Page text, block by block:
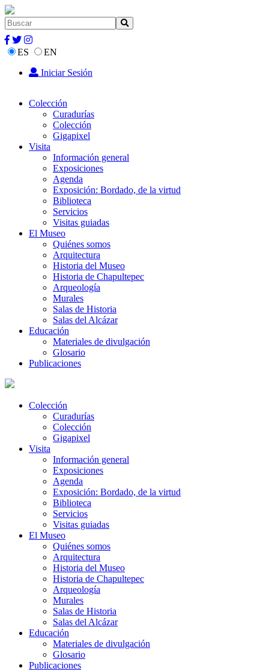
ES
EN
Iniciar Sesión
Colección
Curadurías
Colección
Gigapixel
Visita
Información general
Exposiciones
Agenda
Exposición: Bordado, de la virtud
Biblioteca
Servicios
Visitas guiadas
El Museo
Quiénes somos
Arquitectura
Historia del Museo
Historia de Chapultepec
Arqueología
Murales
Salas de Historia
Salas del Alcázar
Educación
Materiales de divulgación
Glosario
Publicaciones
Colección
Curadurías
Colección
Gigapixel
Visita
Información general
Exposiciones
Agenda
Exposición: Bordado, de la virtud
Biblioteca
Servicios
Visitas guiadas
El Museo
Quiénes somos
Arquitectura
Historia del Museo
Historia de Chapultepec
Arqueología
Murales
Salas de Historia
Salas del Alcázar
Educación
Materiales de divulgación
Glosario
Publicaciones